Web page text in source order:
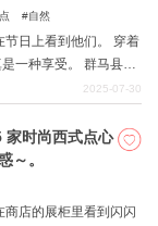
午餐和甜点。
自然
节日上看到他们。 穿着
一种享受。 群马县通
选了其中最受欢迎的作
2025-07-30
家时尚西式点心
～。
店的展柜里看到闪闪